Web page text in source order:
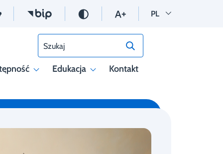
PL Wersja polska
Edukacja Kontakt
Szukaj